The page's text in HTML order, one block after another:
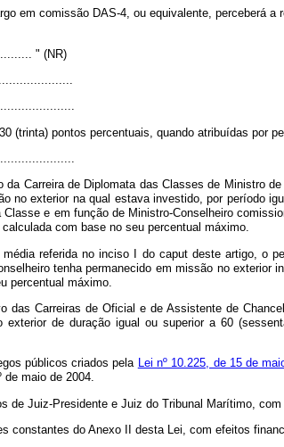
em comissão DAS-4, ou equivalente, perceberá
" (NR)
(trinta) pontos percentuais, quando atribuídas por
da Carreira de Diplomata das Classes de Ministro
no exterior na qual estava investido, por período
e em função de Ministro-Conselheiro
com base no seu percentual máximo.
referida no inciso I do caput deste artigo, o
tenha permanecido em missão no
percentual máximo.
das Carreiras de Oficial e de Assistente de
exterior de duração igual ou superior a 60
públicos criados pela Lei nº 10.225, de 15 de
de maio de 2004.
de Juiz-Presidente e Juiz do Tribunal Marítimo,
constantes do Anexo II desta Lei, com efeitos